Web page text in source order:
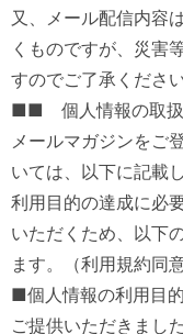
又、メール配信内容
くものですが、災害
すのでご了承ください
■■ 個人情報の取
メールマガジンをご
いては、以下に記載
利用目的の達成に必
いただくため、以下
ます。（利用規約同
■個人情報の利用目的
ご提供いただきまし